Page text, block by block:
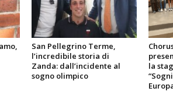
San Pellegrino Terme,
l’incredibile storia di
Zanda: dall’incidente al
sogno olimpico
la